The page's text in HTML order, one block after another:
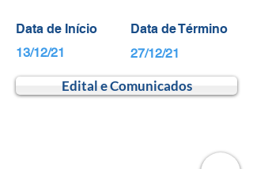
Data de Início
13/12/21
Data de Término
27/12/21
Edital e Comunicados